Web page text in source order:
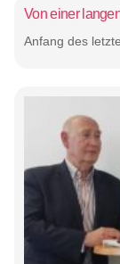
Von einer
Anfang des